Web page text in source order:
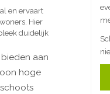
en ervaart
Hier
duidelijk
aan
hoge